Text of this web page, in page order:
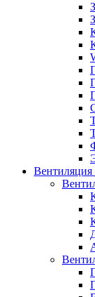
Вентиляция